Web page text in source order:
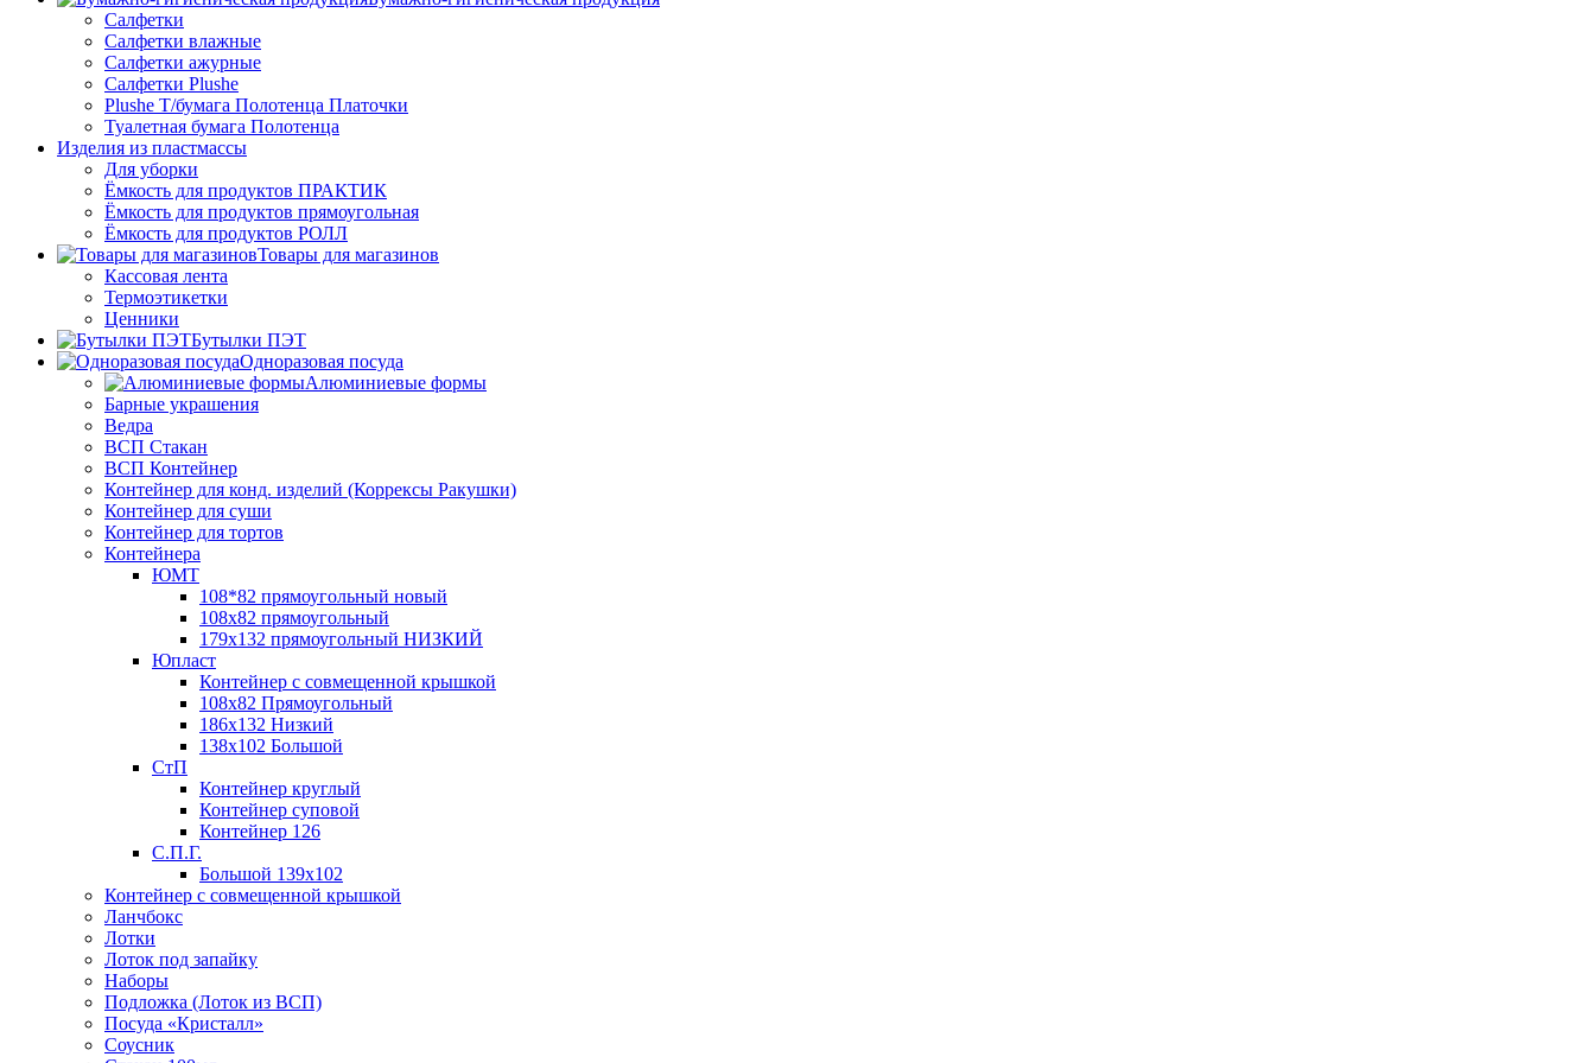
Салфетки
Салфетки влажные
Салфетки ажурные
Салфетки Plushe
Plushe Т/бумага Полотенца Платочки
Туалетная бумага Полотенца
Изделия из пластмассы
Для уборки
Ёмкость для продуктов ПРАКТИК
Ёмкость для продуктов прямоугольная
Ёмкость для продуктов РОЛЛ
Товары для магазинов
Кассовая лента
Термоэтикетки
Ценники
Бутылки ПЭТ
Одноразовая посуда
Алюминиевые формы
Барные украшения
Ведра
ВСП Стакан
ВСП Контейнер
Контейнер для конд. изделий (Коррексы Ракушки)
Контейнер для суши
Контейнер для тортов
Контейнера
ЮМТ
108*82 прямоугольный новый
108х82 прямоугольный
179х132 прямоугольный НИЗКИЙ
Юпласт
Контейнер с совмещенной крышкой
108х82 Прямоугольный
186х132 Низкий
138х102 Большой
СтП
Контейнер круглый
Контейнер суповой
Контейнер 126
С.П.Г.
Большой 139х102
Контейнер с совмещенной крышкой
Ланчбокс
Лотки
Лоток под запайку
Наборы
Подложка (Лоток из ВСП)
Посуда «Кристалл»
Соусник